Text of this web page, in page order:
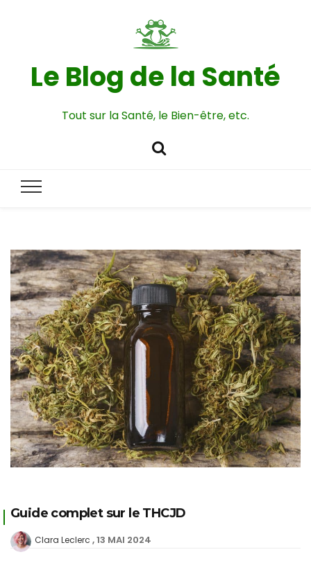
Le Blog de la Santé
Tout sur la Santé, le Bien-être, etc.
Guide complet sur le THCJD
Clara Leclerc 13 MAI 2024